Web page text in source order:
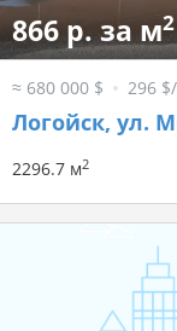
866 р. за м2
≈ 680 000 $ 296
Логойск, ул.
2296.7 м2